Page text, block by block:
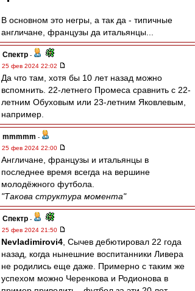
В основном это негры, а так да - типичные
англичане, французы да итальянцы...
Спектр -
25 фев 2024 22:02
Да что там, хотя бы 10 лет назад можно
вспомнить. 22-летнего Промеса сравнить с 22-
летним Обуховым или 23-летним Яковлевым,
например.
mmmmm -
25 фев 2024 22:00
Англичане, французы и итальянцы в
последнее время всегда на вершине
молодёжного футбола.
"Такова структура момента"
Спектр -
25 фев 2024 21:50
Nevladimirovi4 , Сычев дебютировал 22 года
назад, когда нынешние воспитанники Ливера
не родились еще даже. Примерно с таким же
успехом можно Черенкова и Родионова в